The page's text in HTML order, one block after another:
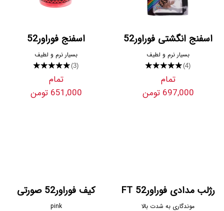
اسفنج انگشتی فوراور52
بسیار نرم و لطیف
★★★★★(4)
تمام
697,000 تومن
اسفنج فوراور52
بسیار نرم و لطیف
★★★★★(3)
تمام
651,000 تومن